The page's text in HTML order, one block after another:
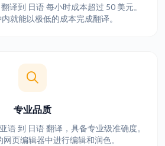
译到 日语 每小时成本超过 50 美元。
就能以极低的成本完成翻译。
专业品质
语 到 日语 翻译，具备专业级准确度。
页编辑器中进行编辑和润色。